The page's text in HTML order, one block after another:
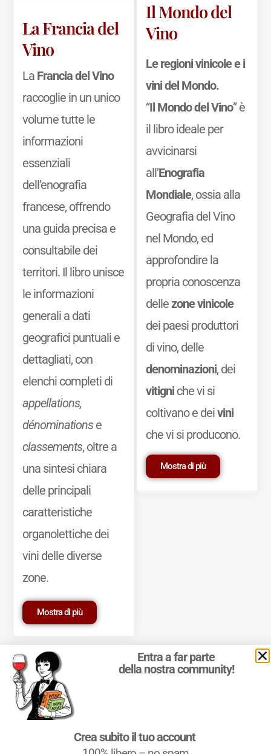
La Francia del
Vino
La Francia del Vino
raccoglie in un unico
volume tutte le
informazioni
essenziali
dell’enografia
francese, offrendo
una guida precisa e
consultabile dei
territori. Il libro unisce
le informazioni
generali a dati
geografici puntuali e
dettagliati, con
elenchi completi di
appellations,
dénominationse
classements, oltre a
una sintesi chiara
delle principali
caratteristiche
organolettiche dei
vini delle diverse
zone.
Mostra di più
Il Mondo del
Vino
Le regioni vinicole e i
vini del Mondo.
“Il Mondo del Vino” è
il libro ideale per
avvicinarsi
all’Enografia
Mondiale, ossia alla
Geografia del Vino
nel Mondo, ed
approfondire la
propria conoscenza
dellezone vinicole
dei paesi produttori
di vino, delle
denominazioni, dei
vitigniche vi si
coltivano e deivini
che vi si producono.
Mostra di più
Marchio Reg. | P.IVA 03921390245
Condizioni d'uso|Privacy Policy|Cookie Policy
Entra a far parte
della nostra community!
Crea subito il tuo account